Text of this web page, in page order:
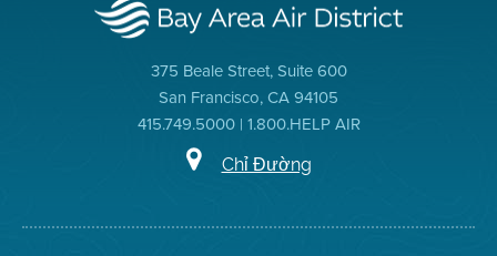
375 Beale Street, Suite 600
San Francisco, CA 94105
415.749.5000 | 1.800.HELP AIR
Chỉ Đường